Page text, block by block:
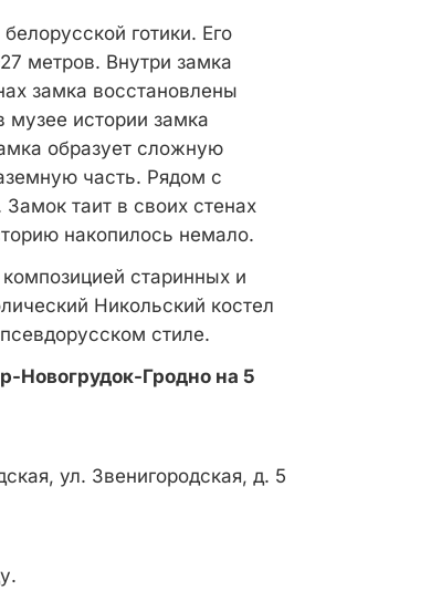
готики. Его
метров. Внутри замка
замка восстановлены
истории замка
образует сложную
часть. Рядом с
таит в своих стенах
накопилось немало.
старинных и
Никольский костел
стиле.
Новогрудок-Гродно на 5
ул. Звенигородская, д. 5